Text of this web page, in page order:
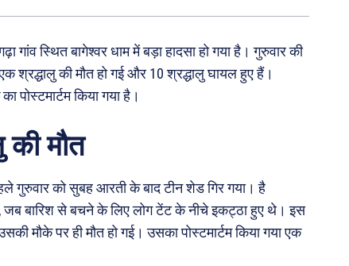
स्थित बागेश्वर धाम में बड़ा हादसा हो गया है। गुरुवार की
श्रद्धालु की मौत हो गई और 10 श्रद्धालु घायल हुए हैं।
पोस्टमार्टम किया गया है।
की मौत
गुरुवार को सुबह आरती के बाद टीन शेड गिर गया। है
बारिश से बचने के लिए लोग टेंट के नीचे इकट्ठा हुए थे। इस
मौके पर ही मौत हो गई। उसका पोस्टमार्टम किया गया एक